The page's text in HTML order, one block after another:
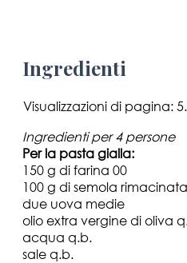
Ingredienti
Visualizzazioni di pagina:
Ingredienti per 4 persone
Per la pasta gialla:
150 g di farina 00
100 g di semola
due uova medie
olio extra vergine di oliva
acqua q.b.
sale q.b.